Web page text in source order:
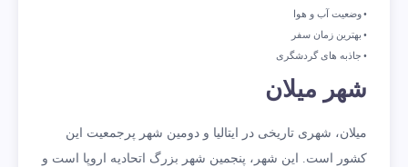
وضعیت آب و هوا
بهترین زمان سفر
جاذبه های گردشگری
شهر میلان
میلان، شهری تاریخی در ایتالیا و دومین شهر پرجمعیت این
کشور است. این شهر، پنجمین شهر بزرگ اتحادیه‌ اروپا است و